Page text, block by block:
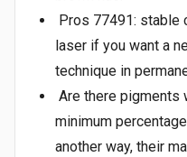
Pros 77491: stable
laser if you want a
technique in
Are there pigments
minimum
another way, their